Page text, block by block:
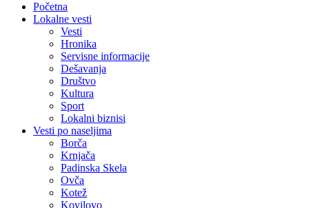
Početna
Lokalne vesti
Vesti
Hronika
Servisne informacije
Dešavanja
Društvo
Kultura
Sport
Lokalni biznisi
Vesti po naseljima
Borča
Krnjača
Padinska Skela
Ovča
Kotež
Kovilovo